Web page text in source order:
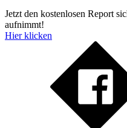
Jetzt den kostenlosen Report
aufnimmt!
Hier klicken